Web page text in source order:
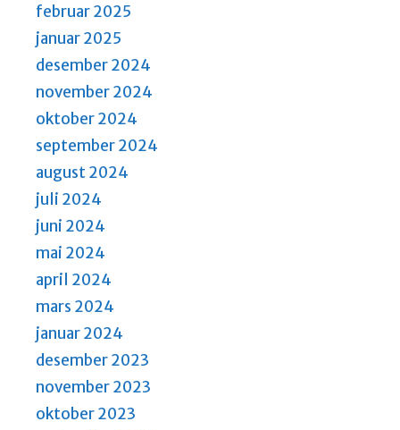
februar 2025
januar 2025
desember 2024
november 2024
oktober 2024
september 2024
august 2024
juli 2024
juni 2024
mai 2024
april 2024
mars 2024
januar 2024
desember 2023
november 2023
oktober 2023